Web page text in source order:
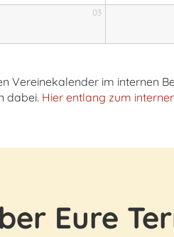
03
Vereinekalender im internen
dabei. Hier entlang zum
Eure